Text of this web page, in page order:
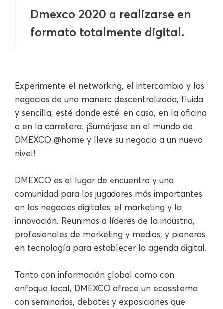
Dmexco 2020 a realizarse en
formato totalmente digital.
Experimente el networking, el intercambio y los
negocios de una manera descentralizada, fluida
y sencilla, esté donde esté: en casa, en la oficina
o en la carretera. ¡Sumérjase en el mundo de
DMEXCO @home y lleve su negocio a un nuevo
nivel!
DMEXCO es el lugar de encuentro y una
comunidad para los jugadores más importantes
en los negocios digitales, el marketing y la
innovación. Reunimos a líderes de la industria,
profesionales de marketing y medios, y pioneros
en tecnología para establecer la agenda digital.
Tanto con información global como con
enfoque local, DMEXCO ofrece un ecosistema
con seminarios, debates y exposiciones que